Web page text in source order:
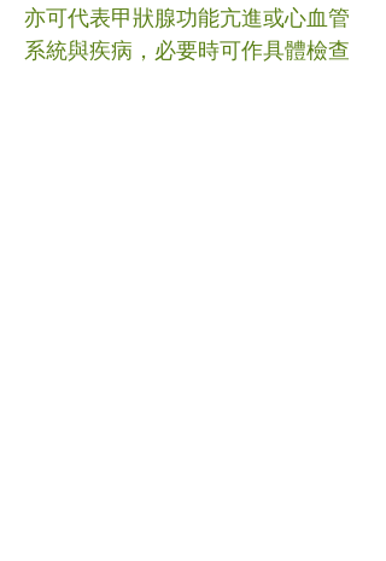
亦可代表甲狀腺功能亢進或心血管
系統與疾病，必要時可作具體檢查